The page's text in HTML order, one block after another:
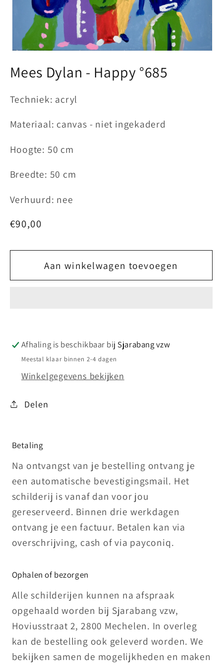
openen
in
Mees Dylan - Happy °685
Techniek: acryl
Materiaal: canvas - niet ingekaderd
Hoogte: 50 cm
Breedte: 50 cm
Verhuurd: nee
Normale
€90,00
Aan winkelwagen toevoegen
Afhaling is beschikbaar bij Sjarabang vzw
Meestal klaar binnen 2-4 dagen
Winkelgegevens bekijken
Delen
Betaling
Na ontvangst van je bestelling ontvang je
een automatische bevestigingsmail. Het
schilderij is vanaf dan voor jou
gereserveerd. Binnen drie werkdagen
ontvang je een factuur. Betalen kan via
overschrijving, cash of via payconiq.
Ophalen of bezorgen
Alle schilderijen kunnen na afspraak
opgehaald worden bij Sjarabang vzw,
Hoviusstraat 2, 2800 Mechelen. In overleg
kan de bestelling ook geleverd worden. We
bekijken samen de mogelijkheden en maken